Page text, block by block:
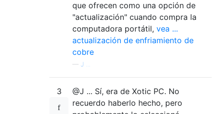
que ofrecen como una opción de
"actualización" cuando compra la
computadora portátil, vea ...
actualización de enfriamiento de
cobre
— J ...
3
@J ... Sí, era de Xotic PC. No
recuerdo haberlo hecho, pero